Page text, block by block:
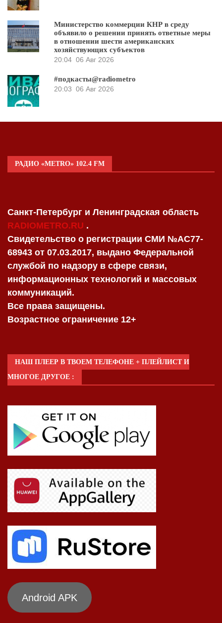
Министерство коммерции КНР в среду
объявило о решении принять ответные меры
в отношении шести американских
хозяйствующих субъектов
20:04 06 Авг 2026
#подкасты@radiometro
20:03 06 Авг 2026
РАДИО «METRO» 102.4 FM
Санкт-Петербург и Ленинградская область
RADIOMETRO.RU .
Свидетельство о регистрации СМИ №AC77-
68943 от 07.03.2017, выдано Федеральной
службой по надзору в сфере связи,
информационных технологий и массовых
коммуникаций.
Все права защищены.
Возрастное ограничение 12+
НАШ ПЛЕЕР В ТВОЕМ ТЕЛЕФОНЕ + ПЛЕЙЛИСТ И
МНОГОЕ ДРУГОЕ :
Android APK